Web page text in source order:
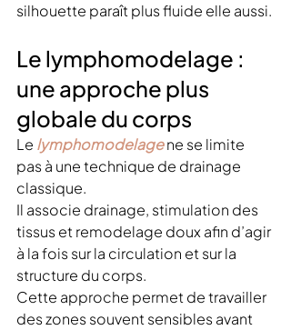
silhouette paraît plus fluide elle aussi.
Le lymphomodelage :
une approche plus
globale du corps
Le lymphomodelage ne se limite
pas à une technique de drainage
classique.
Il associe drainage, stimulation des
tissus et remodelage doux afin d’agir
à la fois sur la circulation et sur la
structure du corps.
Cette approche permet de travailler
des zones souvent sensibles avant